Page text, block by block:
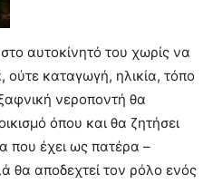
αυτοκίνητό του χωρίς να
ούτε καταγωγή, ηλικία, τόπο
νεροποντή θα
όπου και θα ζητήσει
που έχει ως πατέρα –
θα αποδεχτεί τον ρόλο ενός